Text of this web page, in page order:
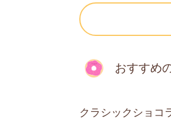
おすすめ
クラシックショコ